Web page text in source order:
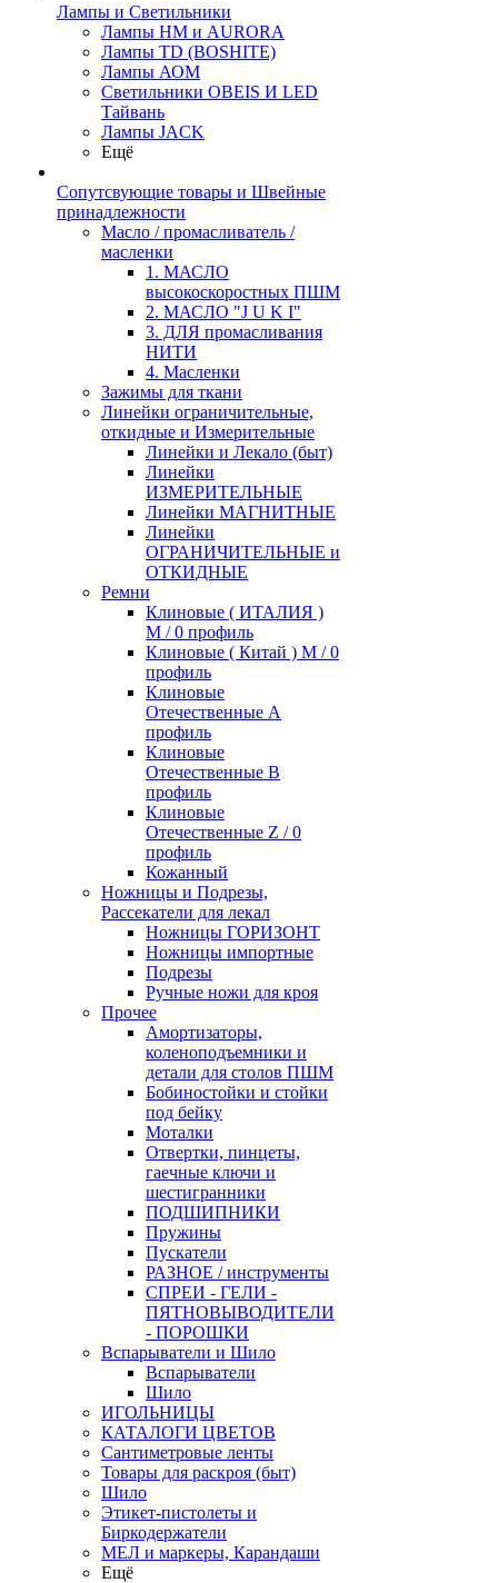
Лампы и Светильники
Лампы HM и AURORA
Лампы TD (BOSHITE)
Лампы АОМ
Светильники OBEIS И LED
Тайвань
Лампы JACK
Ещё
Сопутсвующие товары и Швейные
принадлежности
Масло / промасливатель /
масленки
1. МАСЛО
высокоскоростных ПШМ
2. МАСЛО "J U K I"
3. ДЛЯ промасливания
НИТИ
4. Масленки
Зажимы для ткани
Линейки ограничительные,
откидные и Измерительные
Линейки и Лекало (быт)
Линейки
ИЗМЕРИТЕЛЬНЫЕ
Линейки МАГНИТНЫЕ
Линейки
ОГРАНИЧИТЕЛЬНЫЕ и
ОТКИДНЫЕ
Ремни
Клиновые ( ИТАЛИЯ )
М / 0 профиль
Клиновые ( Китай ) М / 0
профиль
Клиновые
Отечественные А
профиль
Клиновые
Отечественные В
профиль
Клиновые
Отечественные Z / 0
профиль
Кожанный
Ножницы и Подрезы,
Рассекатели для лекал
Ножницы ГОРИЗОНТ
Ножницы импортные
Подрезы
Ручные ножи для кроя
Прочее
Амортизаторы,
коленоподъемники и
детали для столов ПШМ
Бобиностойки и стойки
под бейку
Моталки
Отвертки, пинцеты,
гаечные ключи и
шестигранники
ПОДШИПНИКИ
Пружины
Пускатели
РАЗНОЕ / инструменты
СПРЕИ - ГЕЛИ -
ПЯТНОВЫВОДИТЕЛИ
- ПОРОШКИ
Вспарыватели и Шило
Вспарыватели
Шило
ИГОЛЬНИЦЫ
КАТАЛОГИ ЦВЕТОВ
Сантиметровые ленты
Товары для раскроя (быт)
Шило
Этикет-пистолеты и
Биркодержатели
МЕЛ и маркеры, Карандаши
Ещё